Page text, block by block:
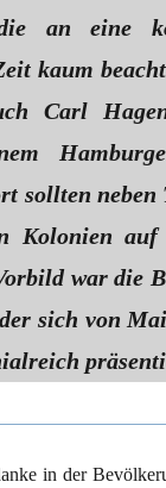
an eine
kaum
Carl
sollten neben
Kolonien
war die
sich von
in der